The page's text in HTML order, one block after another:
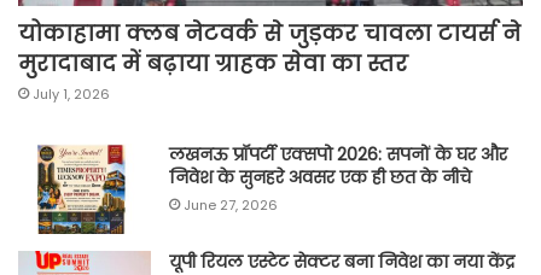
योकाहामा क्लब नेटवर्क से जुड़कर चावला टायर्स ने
मुरादाबाद में बढ़ाया ग्राहक सेवा का स्तर
July 1, 2026
लखनऊ प्रॉपर्टी एक्सपो 2026: सपनों के घर और
निवेश के सुनहरे अवसर एक ही छत के नीचे
June 27, 2026
यूपी रियल एस्टेट सेक्टर बना निवेश का नया केंद्र